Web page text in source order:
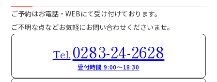
ご予約はお電話・WEBにて受け付けております。
ご不明な点などお気軽にお問い合わせくださいませ。
Tel. 0283-24-2628
受付時間 9:00～18:30